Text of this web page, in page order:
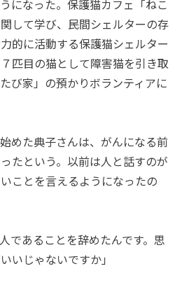
になった。保護猫カフェ「ねこ
して学び、民間シェルターの存
的に活動する保護猫シェルター
匹目の猫として障害猫を引き取
び家」の預かりボランティアに
めた典子さんは、がんになる前
たという。以前は人と話すのが
ことを言えるようになったの
であることを辞めたんです。思
いじゃないですか」